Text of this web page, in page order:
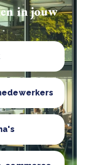
in jouw